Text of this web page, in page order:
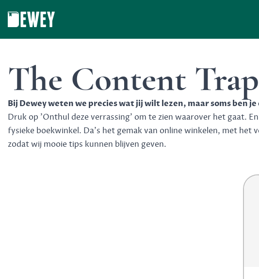
The Content Trap
Bij Dewey weten we precies wat jij wilt lezen, maar soms ben
Druk op 'Onthul deze verrassing' om te zien waarover het gaat.
fysieke boekwinkel. Da's het gemak van online winkelen, met het
zodat wij mooie tips kunnen blijven geven.